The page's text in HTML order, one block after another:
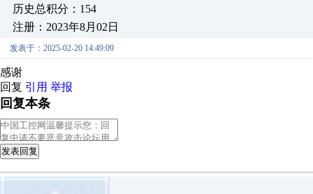
历史总积分：154
注册：2023年8月02日
发表于：2025-02-20 14:49:09
感谢
回复 引用 举报
回复本条
发表回复